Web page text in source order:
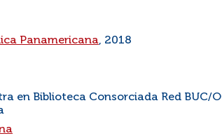
Panamericana, 2018
en Biblioteca Consorciada Red BUC/